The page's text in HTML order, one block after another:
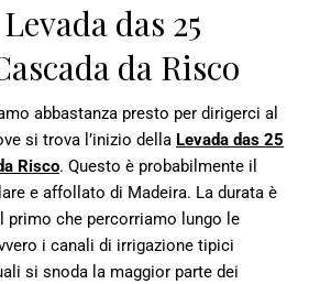
das 25
da Risco
abbastanza presto per dirigerci al
si trova l’inizio della Levada das 25
Risco. Questo è probabilmente il
e affollato di Madeira. La durata è
primo che percorriamo lungo le
i canali di irrigazione tipici
si snoda la maggior parte dei